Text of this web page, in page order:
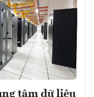
tâm dữ liệu